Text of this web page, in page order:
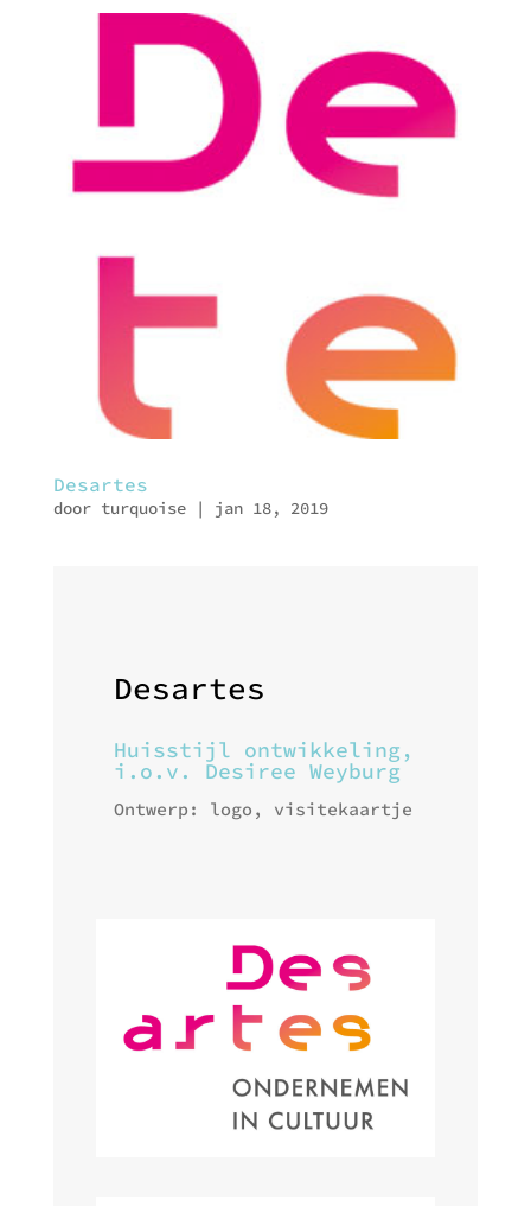
Desartes
door turquoise| jan 18, 2019
Desartes
Huisstijl ontwikkeling,
i.o.v. Desiree Weyburg
Ontwerp: logo, visitekaartje